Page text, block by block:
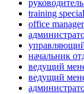
training
office manager
начальник
ведущий
ведущий